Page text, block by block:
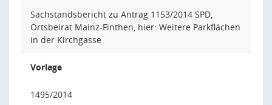
Sachstandsbericht zu Antrag 1153/2014 SPD,
Ortsbeirat Mainz-Finthen, hier: Weitere Parkflächen
in der Kirchgasse
Vorlage
1495/2014